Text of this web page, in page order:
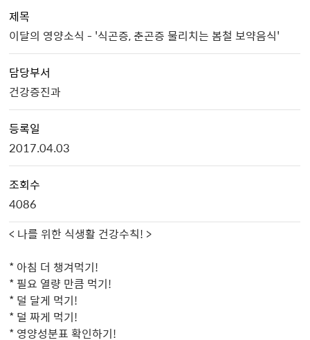
제목
이달의 영양소식 - '식곤증, 춘곤증 물리치는 봄철 보약음식'
담당부서
건강증진과
등록일
2017.04.03
조회수
4086
< 나를 위한 식생활 건강수칙! >
* 아침 더 챙겨먹기!
* 필요 열량 만큼 먹기!
* 덜 달게 먹기!
* 덜 짜게 먹기!
* 영양성분표 확인하기!